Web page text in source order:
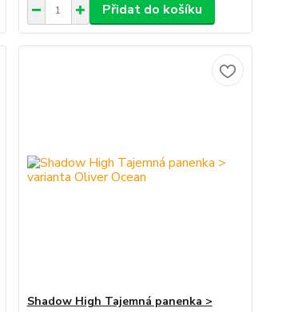
Přidat do košíku
Shadow High Tajemná panenka >